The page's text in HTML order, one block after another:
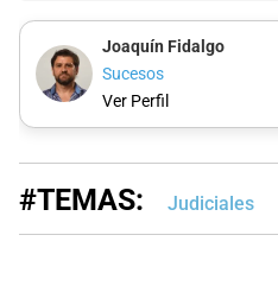
Joaquín Fidalgo
Sucesos
Ver Perfil
#TEMAS: Judiciales